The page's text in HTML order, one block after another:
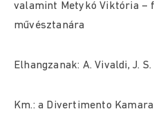
valamint Metykó Viktória –
művésztanára
Elhangzanak: A. Vivaldi, J.
Km.: a Divertimento